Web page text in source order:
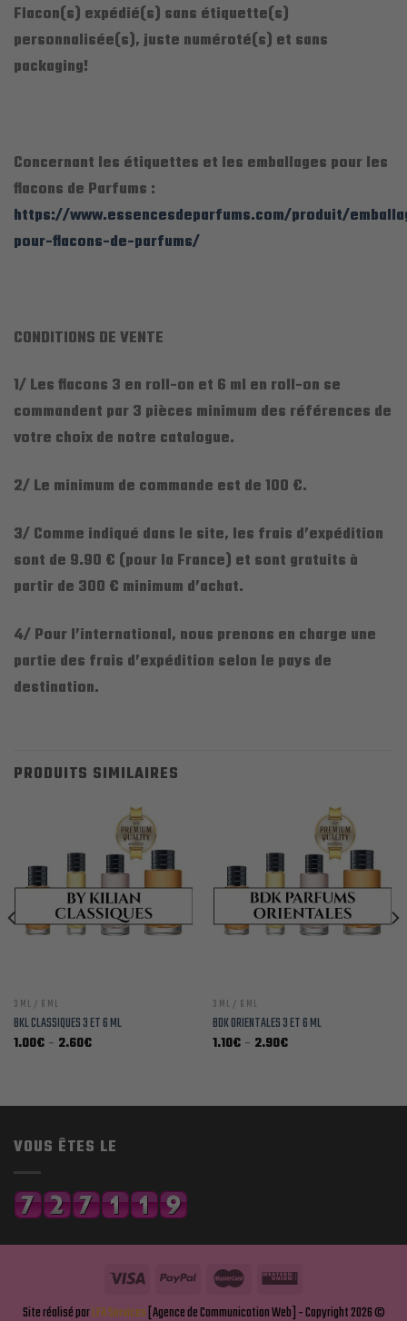
Flacon(s) expédié(s) sans étiquette(s)
personnalisée(s), juste numéroté(s) et sans
packaging!
Concernant les étiquettes et les emballages pour les
flacons de Parfums :
https://www.essencesdeparfums.com/produit/
pour-flacons-de-parfums/
CONDITIONS DE VENTE
1/ Les flacons 3 en roll-on et 6 ml en roll-on se
commandent par 3 pièces minimum des références de
votre choix de notre catalogue.
2/ Le minimum de commande est de 100 €.
3/ Comme indiqué dans le site, les frais d’expédition
sont de 9.90 € (pour la France) et sont gratuits à
partir de 300 € minimum d’achat.
4/ Pour l’international, nous prenons en charge une
partie des frais d’expédition selon le pays de
destination.
PRODUITS SIMILAIRES
3 ML / 6 ML
BKL CLASSIQUES 3 ET 6 ML
1.00€ – 2.60€Plage
2.60€
3 ML / 6 ML
BDK ORIENTALES 3 ET 6 ML
1.10€ – 2.90€Plage
2.90€
VOUS ÊTES LE
Site réalisé parLFA Services[Agence de Communication Web] - Copyright 2026 ©